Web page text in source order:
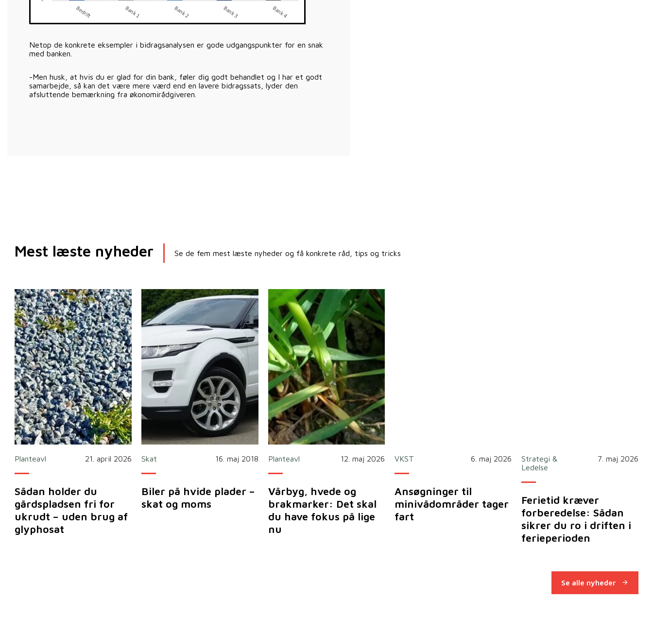
Netop de konkrete eksempler i bidragsanalysen er gode udgangspunkter for en snak
med banken.
-Men husk, at hvis du er glad for din bank, føler dig godt behandlet og I har et godt
samarbejde, så kan det være mere værd end en lavere bidragssats, lyder den
afsluttende bemærkning fra økonomirådgiveren.
Mest læste nyheder Se de fem mest læste nyheder og få konkrete råd, tips og tricks
Planteavl 21. april 2026
Sådan holder du
gårdspladsen fri for
ukrudt – uden brug af
glyphosat
Skat 16. maj 2018
Biler på hvide plader –
skat og moms
Planteavl 12. maj 2026
Vårbyg, hvede og
brakmarker: Det skal
du have fokus på lige
nu
VKST 6. maj 2026
Ansøgninger til
minivådområder tager
fart
Strategi &
Ledelse
7. maj 2026
Ferietid kræver
forberedelse: Sådan
sikrer du ro i driften i
ferieperioden
Se alle nyheder